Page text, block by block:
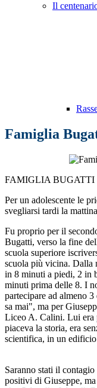
Il
Famiglia
FAMIGLIA BUGATTI
Per un adolescente le
svegliarsi tardi la
Fu proprio per il
Bugatti, verso la fine
scuola superiore
scuola più vicina. Dalla
in 8 minuti a piedi, 2 in
minuti prima delle 8. I
partecipare ad almeno
sa mai", ma per
Liceo A. Calini. Lui era
piaceva la storia, era
scientifica, in un
Saranno stati il
positivi di Giuseppe,